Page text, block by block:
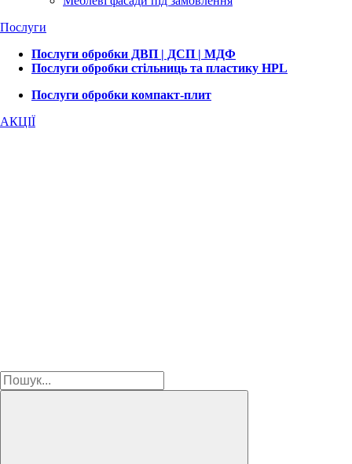
Послуги
Послуги обробки ДВП | ДСП | МДФ
Послуги обробки стільниць та пластику HPL
Послуги обробки компакт-плит
АКЦІЇ